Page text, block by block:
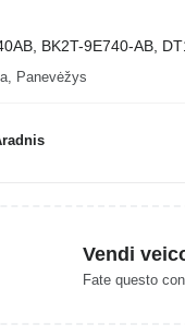
BK2T-9E740-AB,
Panevėžys
Vendi
Fate questo